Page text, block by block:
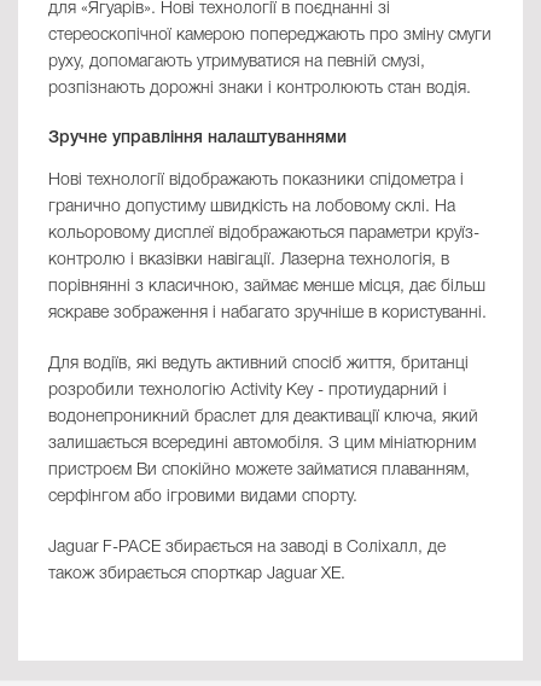
для «Ягуарів». Нові технології в поєднанні зі
стереоскопічної камерою попереджають про зміну смуги
руху, допомагають утримуватися на певній смузі,
розпізнають дорожні знаки і контролюють стан водія.
Зручне управління налаштуваннями
Нові технології відображають показники спідометра і
гранично допустиму швидкість на лобовому склі. На
кольоровому дисплеї відображаються параметри круїз-
контролю і вказівки навігації. Лазерна технологія, в
порівнянні з класичною, займає менше місця, дає більш
яскраве зображення і набагато зручніше в користуванні.
Для водіїв, які ведуть активний спосіб життя, британці
розробили технологію Activity Key - протиударний і
водонепроникний браслет для деактивації ключа, який
залишається всередині автомобіля. З цим мініатюрним
пристроєм Ви спокійно можете займатися плаванням,
серфінгом або ігровими видами спорту.
Jaguar F-PACE збирається на заводі в Соліхалл, де
також збирається спорткар Jaguar XE.